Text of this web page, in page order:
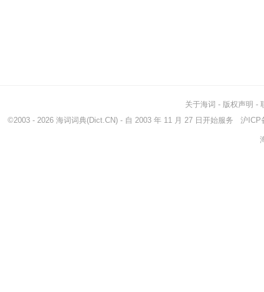
关于海词 - 版权声明 -
©2003 - 2026 海词词典(Dict.CN) - 自 2003 年 11 月 27 日开始服务 沪ICP